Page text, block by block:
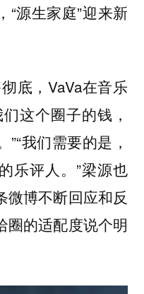
“源生家庭”迎来新
底，VaVa在音乐
这个圈子的钱，
我们需要的是，
乐评人。”梁源也
微博不断回应和反
圈的适配度说个明